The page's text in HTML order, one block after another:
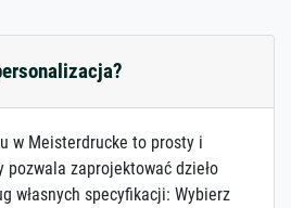
w Meisterdrucke to prosty i
zaprojektować dzieło
własnych specyfikacji: Wybierz